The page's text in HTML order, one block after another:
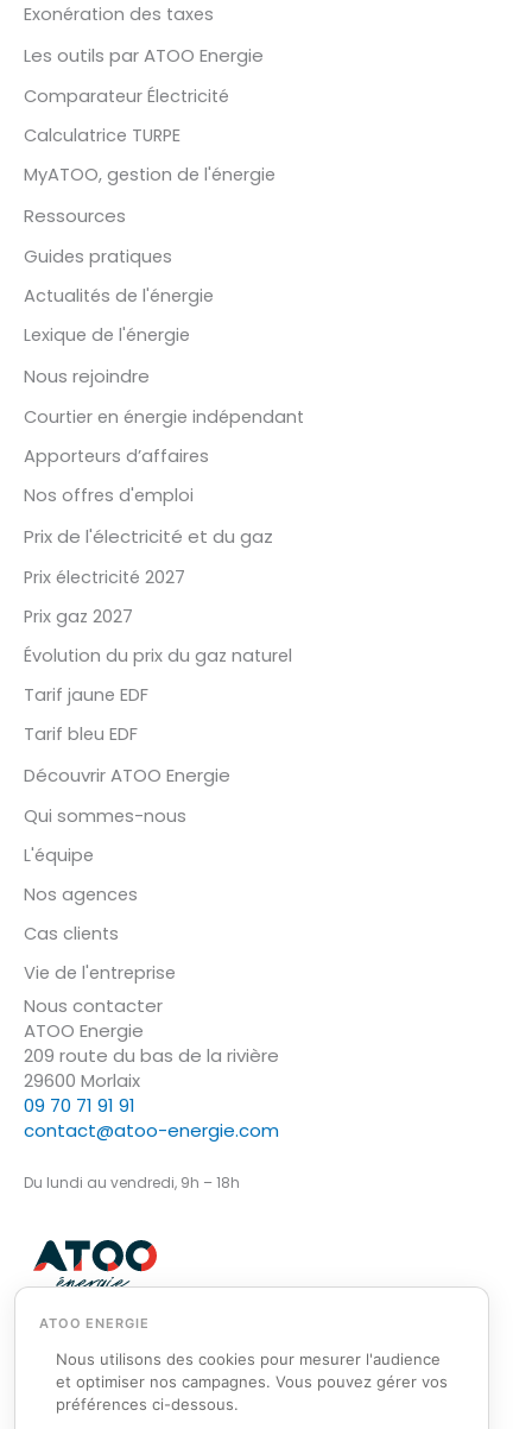
Exonération des taxes
Les outils par ATOO Energie
Comparateur Électricité
Calculatrice TURPE
MyATOO, gestion de l'énergie
Ressources
Guides pratiques
Actualités de l'énergie
Lexique de l'énergie
Nous rejoindre
Courtier en énergie indépendant
Apporteurs d’affaires
Nos offres d'emploi
Prix de l'électricité et du gaz
Prix électricité 2027
Prix gaz 2027
Évolution du prix du gaz naturel
Tarif jaune EDF
Tarif bleu EDF
Découvrir ATOO Energie
Qui sommes-nous
L'équipe
Nos agences
Cas clients
Vie de l'entreprise
Nous contacter
ATOO Energie
209 route du bas de la rivière
29600 Morlaix
09 70 71 91 91
contact@atoo-energie.com
Du lundi au vendredi, 9h – 18h
© ATOO Energie 2026
Nous utilisons des cookies pour mesurer l'audience
et optimiser nos campagnes. Vous pouvez gérer vos
préférences ci-dessous.